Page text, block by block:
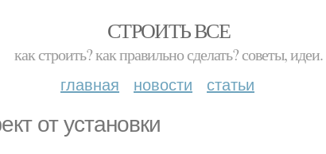
СТРОИТЬ ВСЕ
как строить? как правильно сделать? советы, идеи.
главная новости статьи
от установки